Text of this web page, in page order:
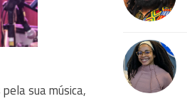
sua música,